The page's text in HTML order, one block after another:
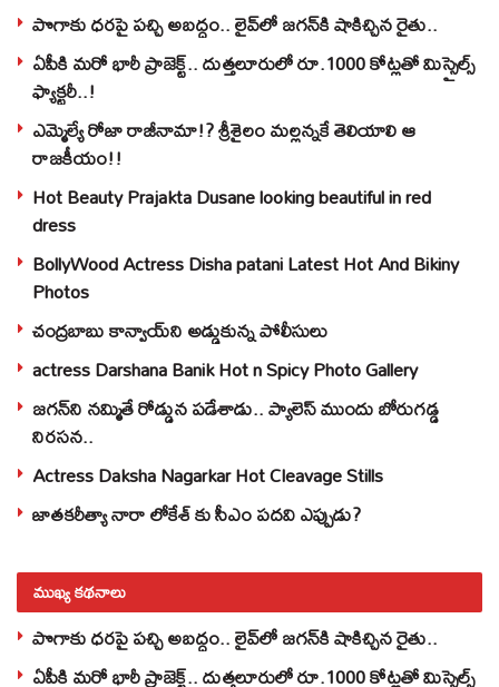
పొగాకు ధరపై పచ్చి అబద్దం.. లైవ్‌లో జగన్‌కి షాకిచ్చిన రైతు..
ఏపీకి మరో భారీ ప్రాజెక్ట్.. దుత్తలూరులో రూ.1000 కోట్లతో మిస్సైల్స్
ఫ్యాక్టరీ..!
ఎమ్మెల్యే రోజా రాజీనామా!? శ్రీశైలం మల్లన్నకే తెలియాలి ఆ
రాజకీయం!!
Hot Beauty Prajakta Dusane looking beautiful in red
dress
BollyWood Actress Disha patani Latest Hot And Bikiny
Photos
చంద్రబాబు కాన్వాయ్‌ని అడ్డుకున్న పోలీసులు
actress Darshana Banik Hot n Spicy Photo Gallery
జగన్‌ని నమ్మితే రోడ్డున పడేశాడు.. ప్యాలెస్‌ ముందు బోరుగడ్డ
నిరసన..
Actress Daksha Nagarkar Hot Cleavage Stills
జాతకరీత్యా నారా లోకేశ్ కు సీఎం పదవి ఎప్పుడు?
ముఖ్య కథనాలు
పొగాకు ధరపై పచ్చి అబద్దం.. లైవ్‌లో జగన్‌కి షాకిచ్చిన రైతు..
ఏపీకి మరో భారీ ప్రాజెక్ట్.. దుత్తలూరులో రూ.1000 కోట్లతో మిస్సైల్స్